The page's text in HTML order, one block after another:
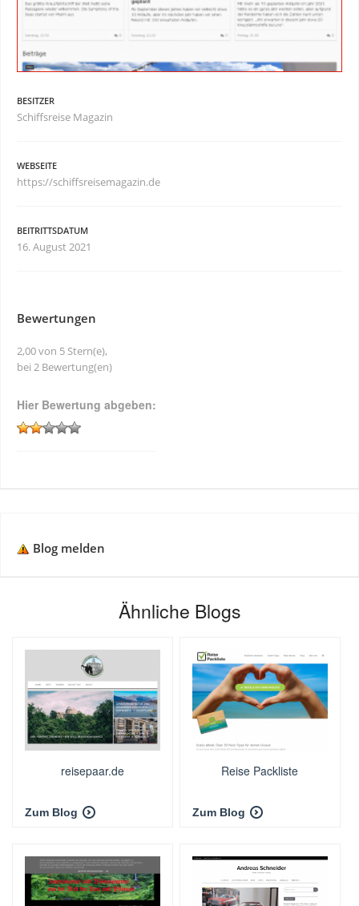
BESITZER
Schiffsreise Magazin
WEBSEITE
https://schiffsreisemagazin.de
BEITRITTSDATUM
16. August 2021
Bewertungen
2,00 von 5 Stern(e),
bei 2 Bewertung(en)
Hier Bewertung abgeben:
Blog melden
Ähnliche Blogs
reisepaar.de
Zum Blog
Reise Packliste
Zum Blog